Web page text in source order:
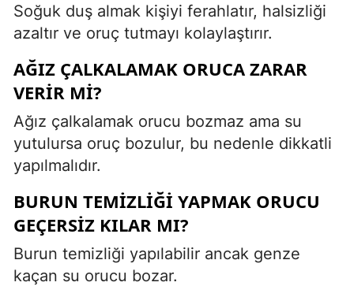
Soğuk duş almak kişiyi ferahlatır, halsizliği
azaltır ve oruç tutmayı kolaylaştırır.
AĞIZ ÇALKALAMAK ORUCA ZARAR
VERIR MI?
Ağız çalkalamak orucu bozmaz ama su
yutulursa oruç bozulur, bu nedenle dikkatli
yapılmalıdır.
BURUN TEMIZLIĞI YAPMAK ORUCU
GEÇERSIZ KILAR MI?
Burun temizliği yapılabilir ancak genze
kaçan su orucu bozar.